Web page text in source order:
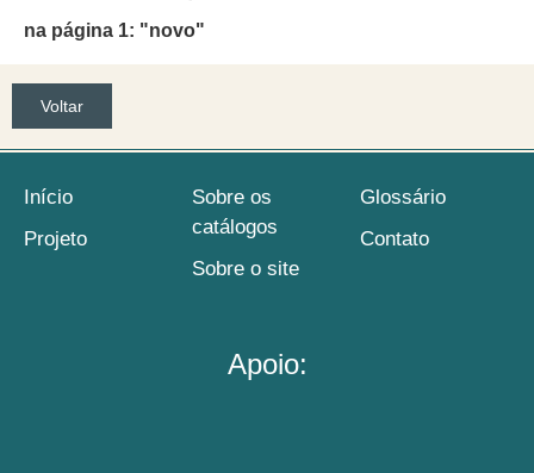
na página 1: "novo"
Voltar
Início
Projeto
Sobre os
catálogos
Sobre o site
Glossário
Contato
Apoio: